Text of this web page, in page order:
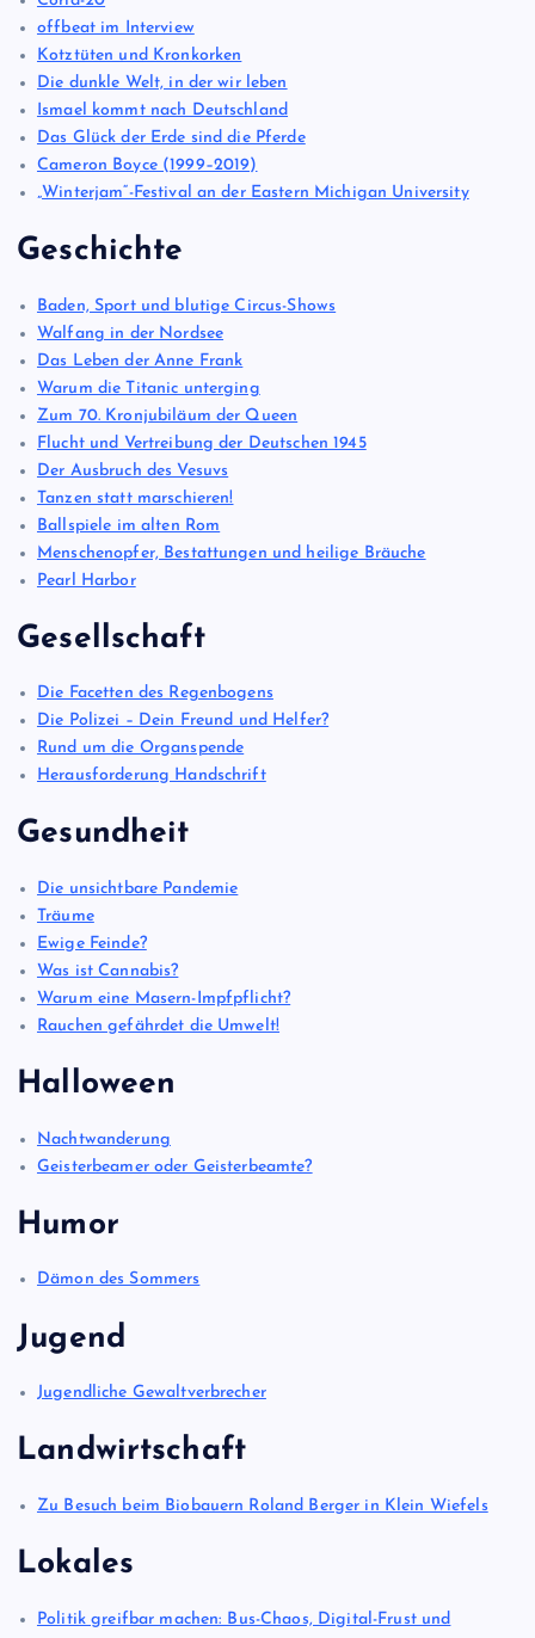
offbeat im Interview
Kotztüten und Kronkorken
Die dunkle Welt, in der wir leben
Ismael kommt nach Deutschland
Das Glück der Erde sind die Pferde
Cameron Boyce (1999–2019)
„Winterjam“-Festival an der Eastern Michigan University
Geschichte
Baden, Sport und blutige Circus-Shows
Walfang in der Nordsee
Das Leben der Anne Frank
Warum die Titanic unterging
Zum 70. Kronjubiläum der Queen
Flucht und Vertreibung der Deutschen 1945
Der Ausbruch des Vesuvs
Tanzen statt marschieren!
Ballspiele im alten Rom
Menschenopfer, Bestattungen und heilige Bräuche
Pearl Harbor
Gesellschaft
Die Facetten des Regenbogens
Die Polizei – Dein Freund und Helfer?
Rund um die Organspende
Herausforderung Handschrift
Gesundheit
Die unsichtbare Pandemie
Träume
Ewige Feinde?
Was ist Cannabis?
Warum eine Masern-Impfpflicht?
Rauchen gefährdet die Umwelt!
Halloween
Nachtwanderung
Geisterbeamer oder Geisterbeamte?
Humor
Dämon des Sommers
Jugend
Jugendliche Gewaltverbrecher
Landwirtschaft
Zu Besuch beim Biobauern Roland Berger in Klein Wiefels
Lokales
Politik greifbar machen: Bus-Chaos, Digital-Frust und